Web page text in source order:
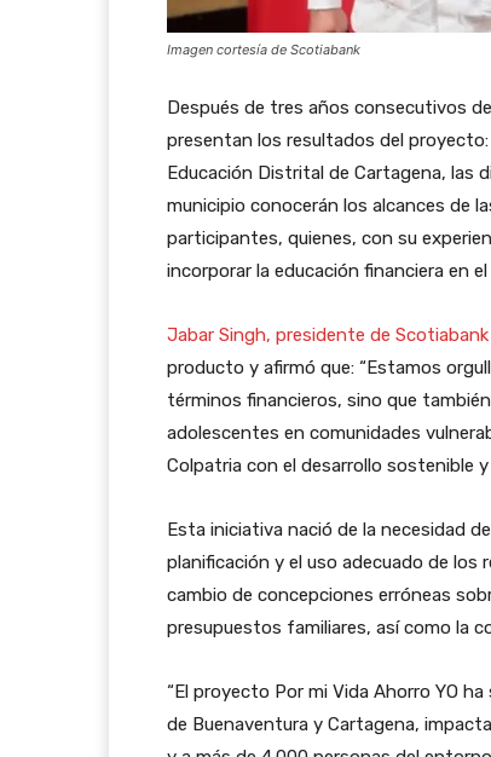
Imagen cortesía de Scotiabank
Después de tres años consecutivos
presentan los resultados del proyecto:
Educación Distrital de Cartagena, las
municipio conocerán los alcances de
participantes, quienes, con su
incorporar la educación financiera en el
Jabar Singh, presidente de
producto y afirmó que: “Estamos
términos financieros, sino que
adolescentes en comunidades
Colpatria con el desarrollo sostenible
Esta iniciativa nació de la necesidad
planificación y el uso adecuado de los
cambio de concepciones erróneas
presupuestos familiares, así como la
“El proyecto Por mi Vida Ahorro YO
de Buenaventura y Cartagena,